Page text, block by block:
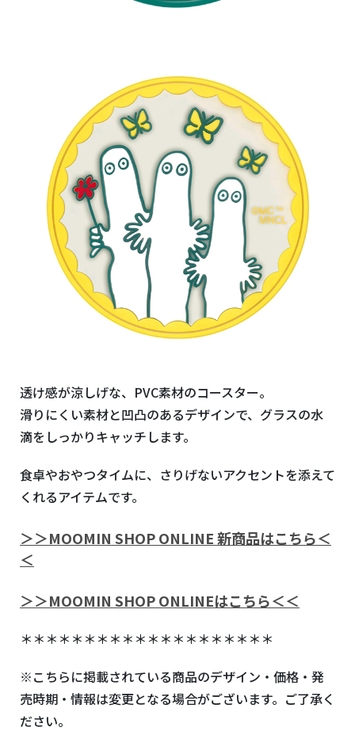
透け感が涼しげな、PVC素材のコースター。
滑りにくい素材と凹凸のあるデザインで、グラスの水
滴をしっかりキャッチします。
食卓やおやつタイムに、さりげないアクセントを添えて
くれるアイテムです。
＞＞MOOMIN SHOP ONLINE 新商品はこちら＜
＜
＞＞MOOMIN SHOP ONLINEはこちら＜＜
＊＊＊＊＊＊＊＊＊＊＊＊＊＊＊＊＊＊＊＊
※こちらに掲載されている商品のデザイン・価格・発
売時期・情報は変更となる場合がございます。ご了承く
ださい。